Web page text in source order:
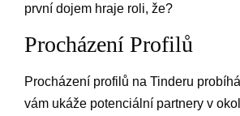
první dojem hraje roli, že?
Procházení Profilů
Procházení profilů na Tinderu
vám ukáže potenciální partnery v